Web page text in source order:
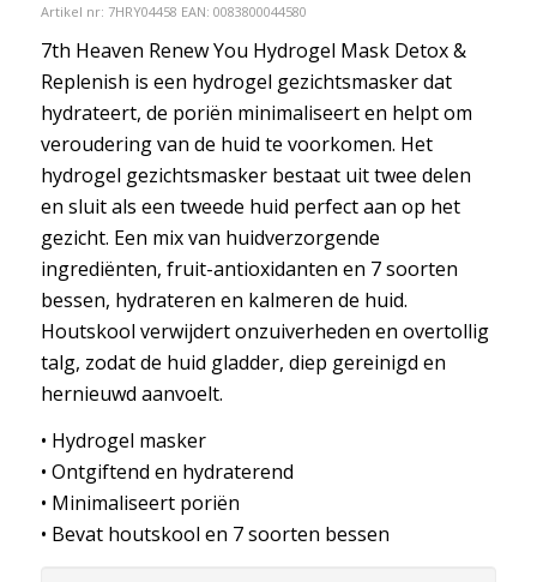
Artikel nr: 7HRY04458 EAN: 0083800044580
7th Heaven Renew You Hydrogel Mask Detox &
Replenish is een hydrogel gezichtsmasker dat
hydrateert, de poriën minimaliseert en helpt om
veroudering van de huid te voorkomen. Het
hydrogel gezichtsmasker bestaat uit twee delen
en sluit als een tweede huid perfect aan op het
gezicht. Een mix van huidverzorgende
ingrediënten, fruit-antioxidanten en 7 soorten
bessen, hydrateren en kalmeren de huid.
Houtskool verwijdert onzuiverheden en overtollig
talg, zodat de huid gladder, diep gereinigd en
hernieuwd aanvoelt.
• Hydrogel masker
• Ontgiftend en hydraterend
• Minimaliseert poriën
• Bevat houtskool en 7 soorten bessen